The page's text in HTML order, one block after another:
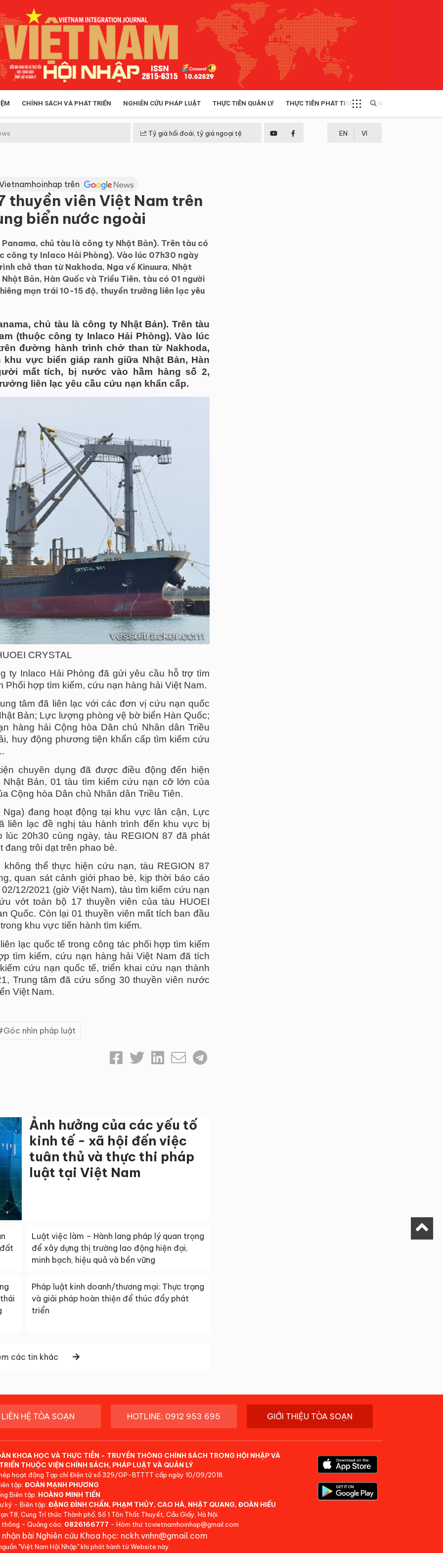
CHÍNH SÁCH VÀ PHÁT TRIỂN NGHIÊN CỨU PHÁP LUẬT THỰC TIỄN QUẢN LÝ THỰC TIỄN PHÁT TRIỂN MULTIMEDIA
Tỷ giá hối đoái, tỷ giá ngoại tệ EN VI
trên
thuyền viên Việt Nam trên
biển nước ngoài
Panama, chủ tàu là công ty Nhật Bản). Trên tàu có
công ty Inlaco Hải Phòng). Vào lúc 07h30 ngày
chở than từ Nakhoda, Nga về Kinuura, Nhật
Bản, Hàn Quốc và Triều Tiên, tàu có 01 người
mạn trái 10-15 độ, thuyền trưởng liên lạc yêu
chủ tàu là công ty Nhật Bản). Trên tàu
(thuộc công ty Inlaco Hải Phòng). Vào lúc
đường hành trình chở than từ Nakhoda,
khu vực biển giáp ranh giữa Nhật Bản, Hàn
mất tích, bị nước vào hầm hàng số 2,
liên lạc yêu cầu cứu nạn khẩn cấp.
CRYSTAL
ty Inlaco Hải Phòng đã gửi yêu cầu hỗ trợ tìm
hợp tìm kiếm, cứu nạn hàng hải Việt Nam.
tâm đã liên lạc với các đơn vị cứu nạn quốc
Bản; Lực lượng phòng vệ bờ biển Hàn Quốc;
hàng hải Cộng hòa Dân chủ Nhân dân Triều
huy động phương tiện khẩn cấp tìm kiếm cứu
chuyên dụng đã được điều động đến hiện
Bản, 01 tàu tìm kiếm cứu nạn cỡ lớn của
Cộng hòa Dân chủ Nhân dân Triều Tiên.
đang hoạt động tại khu vực lân cận, Lực
liên lạc đề nghị tàu hành trình đến khu vực bị
20h30 cùng ngày, tàu REGION 87 đã phát
đang trôi dạt trên phao bè.
thể thực hiện cứu nạn, tàu REGION 87
quan sát cảnh giới phao bè, kịp thời báo cáo
12/2021 (giờ Việt Nam), tàu tìm kiếm cứu nạn
vớt toàn bộ 17 thuyền viên của tàu HUOEI
Quốc. Còn lại 01 thuyền viên mất tích ban đầu
khu vực tiến hành tìm kiếm.
lạc quốc tế trong công tác phối hợp tìm kiếm
tìm kiếm, cứu nạn hàng hải Việt Nam đã tích
cứu nạn quốc tế, triển khai cứu nạn thành
Trung tâm đã cứu sống 30 thuyền viên nước
Việt Nam.
Góc nhìn pháp luật
Ảnh hưởng của các yếu tố
kinh tế - xã hội đến việc
tuân thủ và thực thi pháp
luật tại Việt Nam
Luật việc làm – Hành lang pháp lý quan trọng
để xây dựng thị trường lao động hiện đại,
minh bạch, hiệu quả và bền vững
Pháp luật kinh doanh/thương mại: Thực trạng
và giải pháp hoàn thiện để thúc đẩy phát
triển
các tin khác
LIÊN HỆ TÒA SOẠN HOTLINE: 0912 953 695 GIỚI THIỆU TÒA SOẠN
KHOA HỌC VÀ THỰC TIỄN - TRUYỀN THÔNG CHÍNH SÁCH TRONG HỘI NHẬP VÀ
THUỘC VIỆN CHÍNH SÁCH, PHÁP LUẬT VÀ QUẢN LÝ
hoạt động Tạp chí Điện tử số 329/GP-BTTTT cấp ngày 10/09/2018.
tập: ĐOÀN MẠNH PHƯƠNG
Biên tập: HOÀNG MINH TIẾN
ký - Biên tập: ĐẶNG ĐÌNH CHẤN, PHẠM THỦY, CAO HÀ, NHẬT QUANG, ĐOÀN HIẾU
Cung Trí thức Thành phố, Số 1 Tôn Thất Thuyết, Cầu Giấy, Hà Nội.
thông - Quảng cáo: 0826166777 - Hòm thư: tcvietnamhoinhap@gmail.com
bài Nghiên cứu Khoa học: nckh.vnhn@gmail.com
"Việt Nam Hội Nhập" khi phát hành từ Website này.